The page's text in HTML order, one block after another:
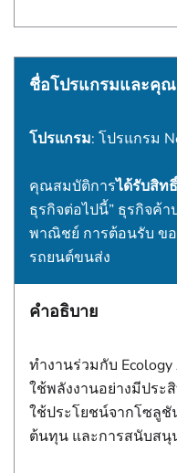
ชื่อโปรแกรมและคุ
โปรแกรม: โปรแกรม
คุณสมบัติการได้รับสิท
ธุรกิจต่อไปนี้” ธุรกิจค้
พาณิชย์ การต้อนรับ ข
รถยนต์ขนส่ง
คำอธิบาย
ทํางานร่วมกับ
ใช้พลังงานอย่างมีปร
ใช้ประโยชน์จากโซลูชั
ต้นทุน และการสนับสนุ